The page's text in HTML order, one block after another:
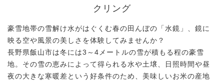
クリング
豪雪地帯の雪解け水がはぐくむ春の田んぼの「水鏡」、鏡に
映る空や風景の美しさを体験してみませんか？
長野県飯山市は冬には3～4メートルの雪が積もる程の豪雪
地。その雪の恵みによって得られる水や土壌、日照時間や昼
夜の大きな寒暖差という好条件のため、美味しいお米の産地